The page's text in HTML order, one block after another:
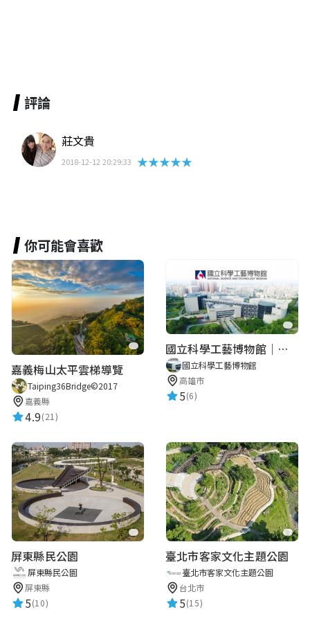
評論
莊文貴
2018-12-12 20:29:33 ★★★★★
你可能會喜歡
嘉義梅山太平雲梯導覽
Taiping36Bridge©2017
嘉義縣
4.9(21)
國立科學工藝博物館｜華語智慧導覽
國立科學工藝博物館
高雄市
5(6)
屏東縣民公園
屏東縣民公園
屏東縣
5(10)
臺北市客家文化主題公園
臺北市客家文化主題公園
台北市
5(15)